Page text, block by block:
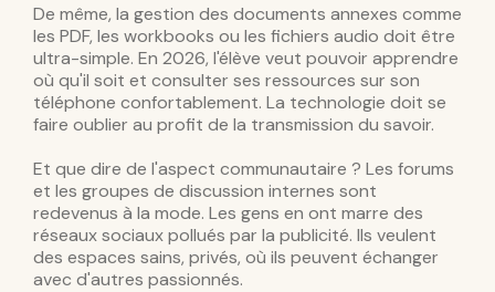
De même, la gestion des documents annexes comme
les PDF, les workbooks ou les fichiers audio doit être
ultra-simple. En 2026, l'élève veut pouvoir apprendre
où qu'il soit et consulter ses ressources sur son
téléphone confortablement. La technologie doit se
faire oublier au profit de la transmission du savoir.
Et que dire de l'aspect communautaire ? Les forums
et les groupes de discussion internes sont
redevenus à la mode. Les gens en ont marre des
réseaux sociaux pollués par la publicité. Ils veulent
des espaces sains, privés, où ils peuvent échanger
avec d'autres passionnés.